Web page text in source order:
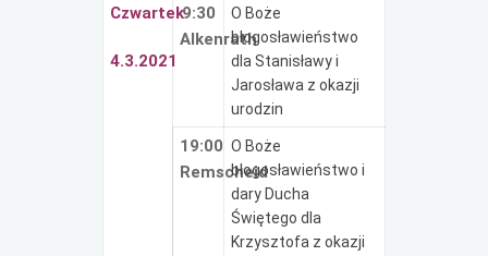
Czwartek
4.3.2021
9:30
Alkenrath
O Boże
błogosławieństwo
dla Stanisławy i
Jarosława z okazji
urodzin
19:00
Remscheid
O Boże
błogosławieństwo i
dary Ducha
Świętego dla
Krzysztofa z okazji